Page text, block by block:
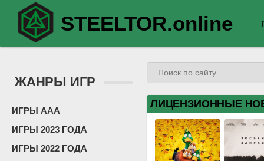
STEELTOR.online
ЖАНРЫ ИГР
ИГРЫ ААА
ИГРЫ 2023 ГОДА
ИГРЫ 2022 ГОДА
ЛИЦЕНЗИОННЫЕ